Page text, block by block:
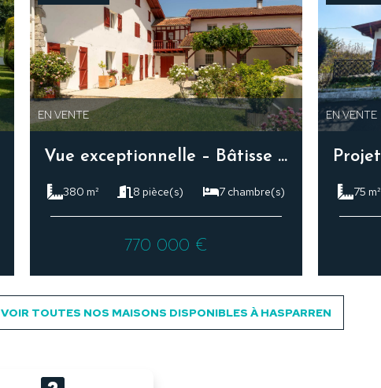
EN VENTE
Vue exceptionnelle – Bâtisse du XVIIe avec piscine
380 m² 8 pièce(s) 7 chambre(s)
770 000 €
EN VENTE
75 m²
VOIR TOUTES NOS MAISONS DISPONIBLES À HASPARREN